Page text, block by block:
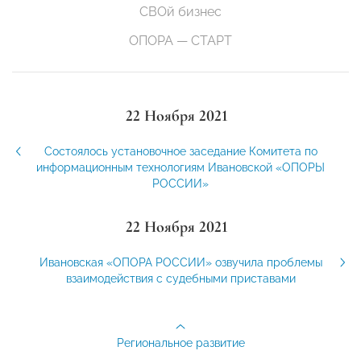
СВОй бизнес
ОПОРА — СТАРТ
22 Ноября 2021
Состоялось установочное заседание Комитета по
информационным технологиям Ивановской «ОПОРЫ
РОССИИ»
22 Ноября 2021
Ивановская «ОПОРА РОССИИ» озвучила проблемы
взаимодействия с судебными приставами
Региональное развитие